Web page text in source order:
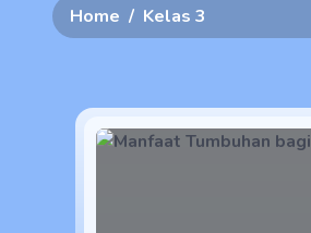
Home / Kelas 3